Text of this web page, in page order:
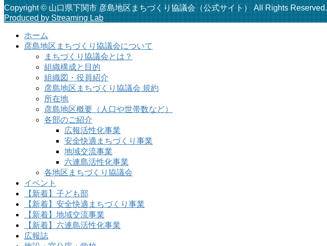
Copyright © 山口県下関市 彦島地区まちづくり協議会（公式サイト） All Rights Reserved.
Produced by Streaming Lab
ホーム
彦島地区まちづくり協議会について
まちづくり協議会とは？
組織構成と目的
組織図・役員紹介
彦島地区まちづくり協議会 規約
所在地
彦島地区概要（人口や世帯数など）
各部のご紹介
広報活性化事業
安全快適まちづくり事業
地域交流事業
六連島活性化事業
各地区まちづくり協議会
イベント
【新着】子ども部
【新着】安全快適まちづくり事業
【新着】地域交流事業
【新着】六連島活性化事業
広報誌